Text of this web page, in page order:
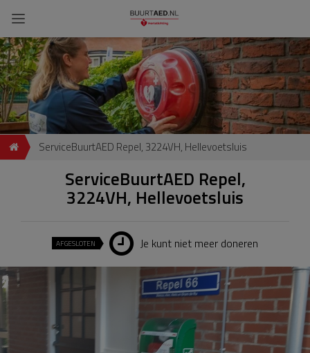
ServiceBuurtAED Repel, 3224VH, Hellevoetsluis
ServiceBuurtAED Repel,
3224VH, Hellevoetsluis
AFGESLOTEN Je kunt niet meer doneren